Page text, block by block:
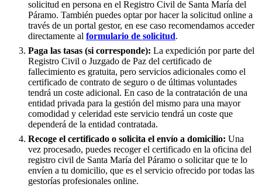
solicitud en persona en el Registro Civil de Santa María del
Páramo. También puedes optar por hacer la solicitud online a
través de un portal gestor, en ese caso recomendamos acceder
directamente al formulario de solicitud.
Paga las tasas (si corresponde): La expedición por parte del
Registro Civil o Juzgado de Paz del certificado de
fallecimiento es gratuita, pero servicios adicionales como el
certificado de contrato de seguro o de últimas voluntades
tendrá un coste adicional. En caso de la contratación de una
entidad privada para la gestión del mismo para una mayor
comodidad y celeridad este servicio tendrá un coste que
dependerá de la entidad contratada.
Recoge el certificado o solicita el envío a domicilio: Una
vez procesado, puedes recoger el certificado en la oficina del
registro civil de Santa María del Páramo o solicitar que te lo
envíen a tu domicilio, que es el servicio ofrecido por todas las
gestorías profesionales online.